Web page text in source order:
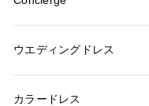
ウエディングドレス
カラードレス